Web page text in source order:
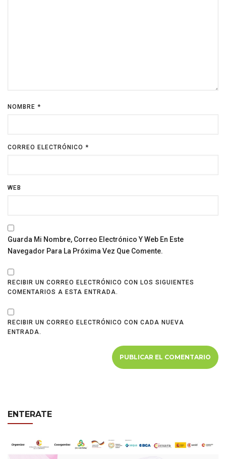
NOMBRE *
CORREO ELECTRÓNICO *
WEB
Guarda Mi Nombre, Correo Electrónico Y Web En Este
Navegador Para La Próxima Vez Que Comente.
RECIBIR UN CORREO ELECTRÓNICO CON LOS SIGUIENTES
COMENTARIOS A ESTA ENTRADA.
RECIBIR UN CORREO ELECTRÓNICO CON CADA NUEVA
ENTRADA.
ENTERATE